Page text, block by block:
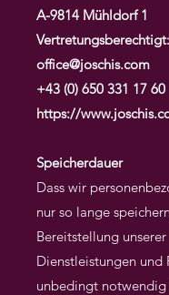
A-9814 Mühldorf 1
office@joschis.com
+43 (0) 650 331 17 60
https://
Speicherdauer
Dass wir
nur so lange
Bereitstellung unserer
Dienstleistungen und
unbedingt